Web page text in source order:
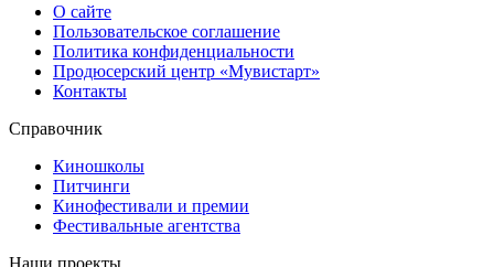
О сайте
Пользовательское соглашение
Политика конфиденциальности
Продюсерский центр «Мувистарт»
Контакты
Справочник
Киношколы
Питчинги
Кинофестивали и премии
Фестивальные агентства
Наши проекты